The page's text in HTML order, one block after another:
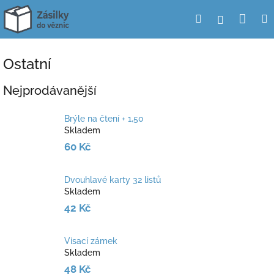
Přejít
obsah
HledatPřihlášení
Ostatní
Nejprodávanější
Brýle na čtení + 1,50
Skladem
60 Kč
Dvouhlavé karty 32 listů
Skladem
42 Kč
Visací zámek
Skladem
48 Kč